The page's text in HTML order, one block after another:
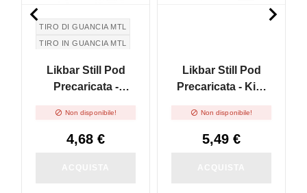
TIRO DI GUANCIA MTL
TIRO IN GUANCIA MTL
Likbar Still Pod
Precaricata -
 Non disponibile!
4,68 €
Likbar Still Pod
Precaricata - Kiwi
 Non disponibile!
5,49 €
 